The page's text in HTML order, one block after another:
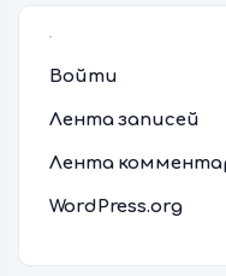
Войти
Лента записей
Лента
WordPress.org